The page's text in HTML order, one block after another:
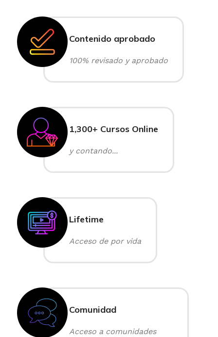
Contenido aprobado
100% revisado y aprobado
1,300+ Cursos Online
y contando...
Lifetime
Acceso de por vida
Comunidad
Acceso a comunidades